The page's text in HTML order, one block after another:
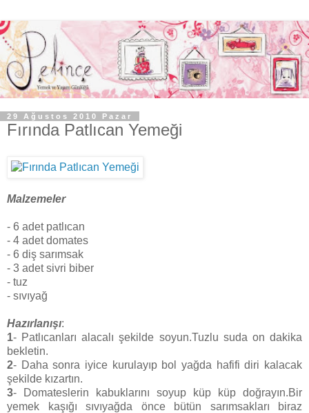
29 Ağustos 2010 Pazar
Fırında Patlıcan Yemeği
Malzemeler
- 6 adet patlıcan
- 4 adet domates
- 6 diş sarımsak
- 3 adet sivri biber
- tuz
- sıvıyağ
Hazırlanışı:
1- Patlıcanları alacalı şekilde soyun.Tuzlu suda on dakika
bekletin.
2- Daha sonra iyice kurulayıp bol yağda hafifi diri kalacak
şekilde kızartın.
3- Domateslerin kabuklarını soyup küp küp doğrayın.Bir
yemek kaşığı sıvıyağda önce bütün sarımsakları biraz